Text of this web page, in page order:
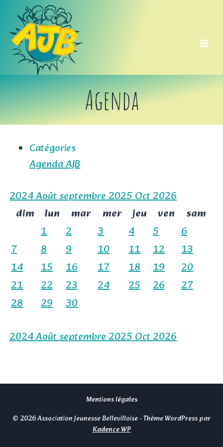
contenu
Agenda
Catégories
Agenda AJB
2024Aoûtseptembre 2025Oct2026
dim
lun mar mer jeu ven
sam
1
2 3 4 5
6
7
8 9 10 11 12
13
14
15 16 17 18 19
20
21
22 23 24 25 26
27
28
29
30
2024Aoûtseptembre 2025Oct2026
Mentions légales
© 2026 Association Jeunesse Bellevilloise - Thème WordPress par
Kadence WP